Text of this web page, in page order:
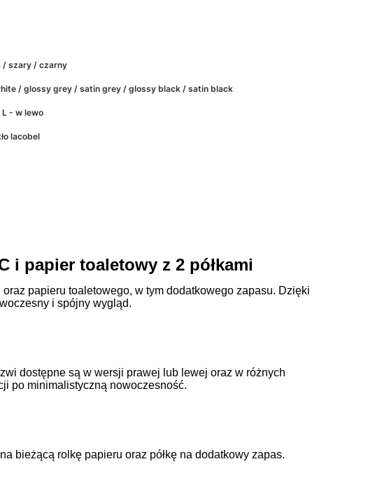
/ szary / czarny
/ glossy grey / satin grey / glossy black / satin black
L - w lewo
lacobel
i papier toaletowy z 2 półkami
papieru toaletowego, w tym dodatkowego zapasu. Dzięki
i spójny wygląd.
dostępne są w wersji prawej lub lewej oraz w różnych
po minimalistyczną nowoczesność.
bieżącą rolkę papieru oraz półkę na dodatkowy zapas.